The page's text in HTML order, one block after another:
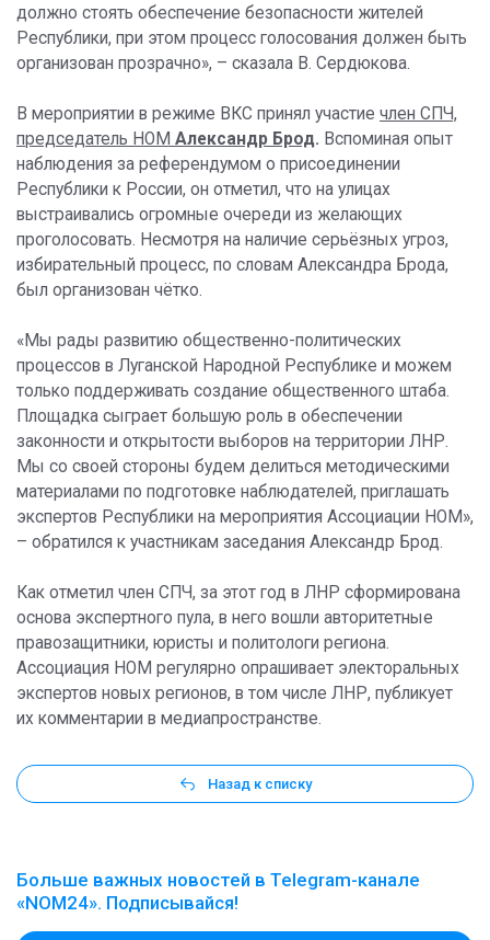
должно стоять обеспечение безопасности жителей
Республики, при этом процесс голосования должен быть
организован прозрачно», – сказала В. Сердюкова.
В мероприятии в режиме ВКС принял участие член СПЧ,
председатель НОМ Александр Брод. Вспоминая опыт
наблюдения за референдумом о присоединении
Республики к России, он отметил, что на улицах
выстраивались огромные очереди из желающих
проголосовать. Несмотря на наличие серьёзных угроз,
избирательный процесс, по словам Александра Брода,
был организован чётко.
«Мы рады развитию общественно-политических
процессов в Луганской Народной Республике и можем
только поддерживать создание общественного штаба.
Площадка сыграет большую роль в обеспечении
законности и открытости выборов на территории ЛНР.
Мы со своей стороны будем делиться методическими
материалами по подготовке наблюдателей, приглашать
экспертов Республики на мероприятия Ассоциации НОМ»,
– обратился к участникам заседания Александр Брод.
Как отметил член СПЧ, за этот год в ЛНР сформирована
основа экспертного пула, в него вошли авторитетные
правозащитники, юристы и политологи региона.
Ассоциация НОМ регулярно опрашивает электоральных
экспертов новых регионов, в том числе ЛНР, публикует
их комментарии в медиапространстве.
Назад к списку
Больше важных новостей в Telegram-канале
«NOM24». Подписывайся!